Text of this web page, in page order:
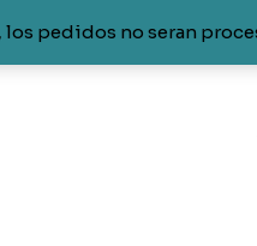
pedidos no seran